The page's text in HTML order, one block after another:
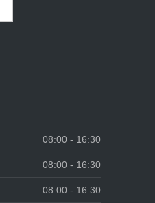
08:00 - 16:30
08:00 - 16:30
08:00 - 16:30